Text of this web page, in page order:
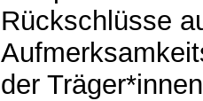
Rückschlüsse
der